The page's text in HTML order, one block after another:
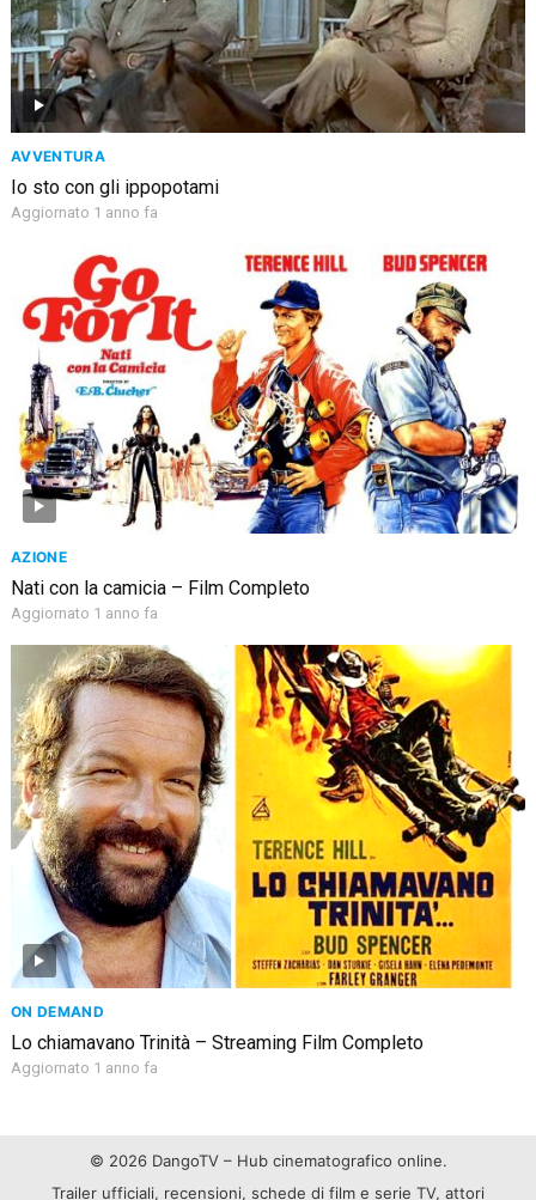
AVVENTURA
Io sto con gli ippopotami
Aggiornato 1 anno fa
AZIONE
Nati con la camicia – Film Completo
Aggiornato 1 anno fa
ON DEMAND
Lo chiamavano Trinità – Streaming Film Completo
Aggiornato 1 anno fa
© 2026 DangoTV – Hub cinematografico online.
Trailer ufficiali, recensioni, schede di film e serie TV, attori